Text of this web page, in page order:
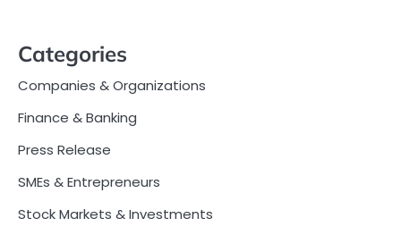
Categories
Companies & Organizations
Finance & Banking
Press Release
SMEs & Entrepreneurs
Stock Markets & Investments